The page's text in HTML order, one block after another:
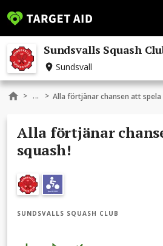
Sundsvalls Squash
Sundsvall
> ... > Alla förtjänar chansen att spela
Alla förtjänar
squash!
SUNDSVALLS SQUASH CLUB